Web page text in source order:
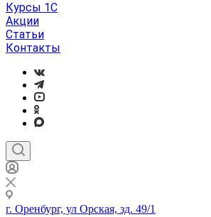
Курсы 1С
Акции
Статьи
Контакты
г. Оренбург, ул Орская, зд. 49/1